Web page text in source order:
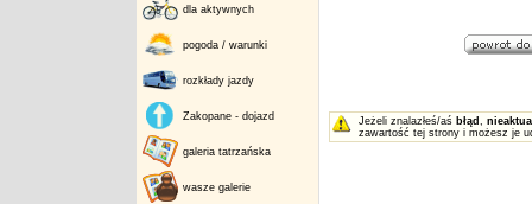
dla aktywnych
pogoda / warunki
rozkłady jazdy
Zakopane - dojazd
galeria tatrzańska
wasze galerie
Jeżeli znalazłeś/aś błąd ,
zawartość tej strony i możesz je